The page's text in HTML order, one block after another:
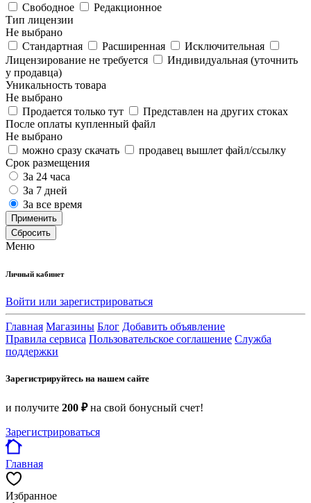
Свободное
Редакционное
Тип лицензии
Не выбрано
Стандартная
Расширенная
Исключительная
Лицензирование не требуется
Индивидуальная (уточнить
у продавца)
Уникальность товара
Не выбрано
Продается только тут
Представлен на других стоках
После оплаты купленный файл
Не выбрано
можно сразу скачать
продавец вышлет файл/ссылку
Срок размещения
За 24 часа
За 7 дней
За все время
Применить
Сбросить
Меню
Личный кабинет
Войти или зарегистрироваться
Главная Магазины Блог Добавить объявление
Правила сервиса Пользовательское соглашение Служба
поддержки
Зарегистрируйтесь на нашем сайте
и получите 200 ₽на свой бонусный счет!
Зарегистрироваться
Главная
Избранное